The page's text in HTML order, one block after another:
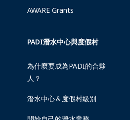
AWARE Grants
PADI潛水中心與度假村
為什麼要成為PADI的合夥
人？
潛水中心＆度假村級別